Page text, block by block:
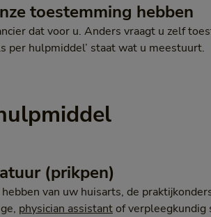
toestemming hebben
dat voor u. Anders vraagt u zelf
per hulpmiddel’ staat wat u meestuurt.
(prikpen)
van uw huisarts, de
physician assistantof verpleegkundig